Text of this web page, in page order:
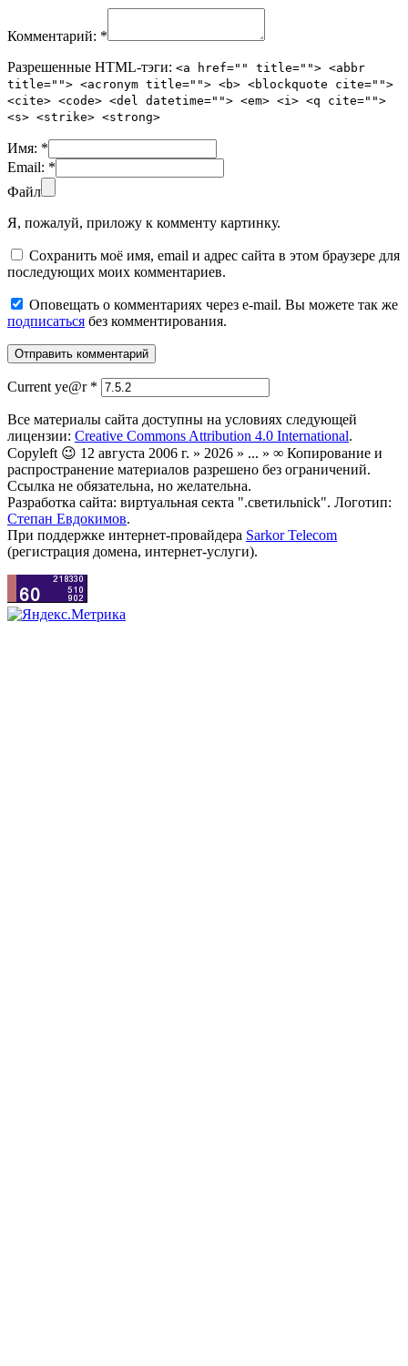
Комментарий: *
Разрешенные HTML-тэги: <a href="" title=""> <abbr
title=""> <acronym title=""> <b> <blockquote cite="">
<cite> <code> <del datetime=""> <em> <i> <q cite="">
<s> <strike> <strong>
Имя: *
Email: *
Файл
Я, пожалуй, приложу к комменту картинку.
Сохранить моё имя, email и адрес сайта в этом браузере для
последующих моих комментариев.
Оповещать о комментариях через e-mail. Вы можете так же
подписаться без комментирования.
Current ye@r *
Все материалы сайта доступны на условиях следующей
лицензии: Creative Commons Attribution 4.0 International.
Copyleft 😉 12 августа 2006 г. » 2026 » ... » ∞ Копирование и
распространение материалов разрешено без ограничений.
Ссылка не обязательна, но желательна.
Разработка сайта: виртуальная секта ".светильnick". Логотип:
Степан Евдокимов.
При поддержке интернет-провайдера Sarkor Telecom
(регистрация домена, интернет-услуги).